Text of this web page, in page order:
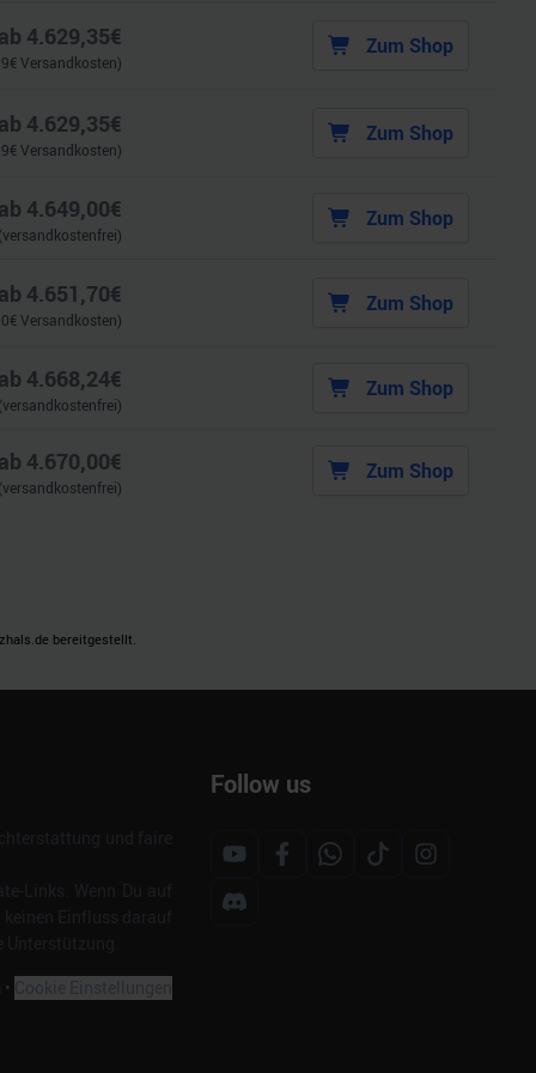
ab 4.629,35€
€ Versandkosten)
Zum Shop
ab 4.629,35€
€ Versandkosten)
Zum Shop
ab 4.649,00€
(versandkostenfrei)
Zum Shop
ab 4.651,70€
€ Versandkosten)
Zum Shop
ab 4.668,24€
(versandkostenfrei)
Zum Shop
ab 4.670,00€
(versandkostenfrei)
Zum Shop
bereitgestellt.
•
Follow us